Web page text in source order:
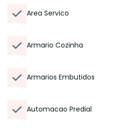
Area Servico
Armario Cozinha
Armarios Embutidos
Automacao Predial